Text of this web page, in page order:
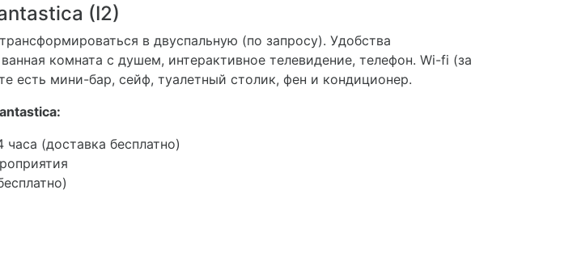
(I2)
в двуспальную (по запросу). Удобства
комната с душем, интерактивное телевидение, телефон. Wi-fi (за
есть мини-бар, сейф, туалетный столик, фен и кондиционер.
(доставка бесплатно)